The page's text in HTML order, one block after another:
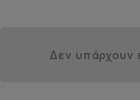
Δεν υπάρχουν